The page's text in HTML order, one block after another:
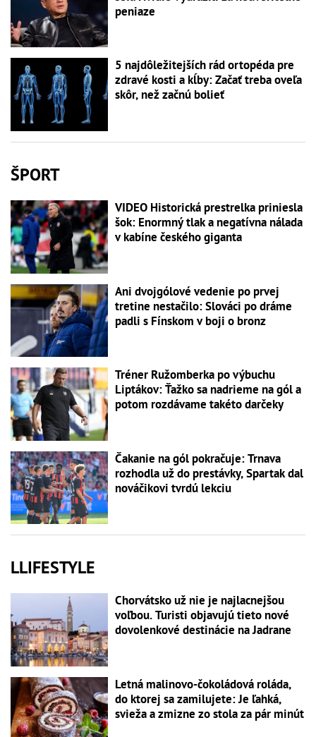
peniaze
5 najdôležitejších rád ortopéda pre
zdravé kosti a kĺby: Začať treba oveľa
skôr, než začnú bolieť
ŠPORT
VIDEO Historická prestrelka priniesla
šok: Enormný tlak a negatívna nálada
v kabíne českého giganta
Ani dvojgólové vedenie po prvej
tretine nestačilo: Slováci po dráme
padli s Fínskom v boji o bronz
Tréner Ružomberka po výbuchu
Liptákov: Ťažko sa nadrieme na gól a
potom rozdávame takéto darčeky
Čakanie na gól pokračuje: Trnava
rozhodla už do prestávky, Spartak dal
nováčikovi tvrdú lekciu
LLIFESTYLE
Chorvátsko už nie je najlacnejšou
voľbou. Turisti objavujú tieto nové
dovolenkové destinácie na Jadrane
Letná malinovo-čokoládová roláda,
do ktorej sa zamilujete: Je ľahká,
svieža a zmizne zo stola za pár minút